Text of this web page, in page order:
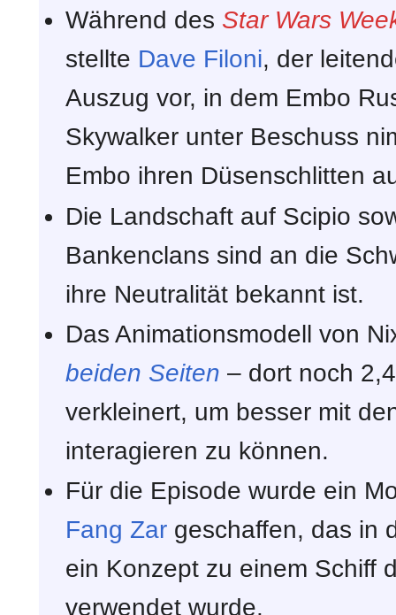
Während des Star Wars
stellte Dave Filoni, der
Auszug vor, in dem Embo
Skywalker unter Beschuss
Embo ihren Düsenschlitten
Die Landschaft auf Scipio
Bankenclans sind an die
ihre Neutralität bekannt ist.
Das Animationsmodell von
beiden Seiten – dort noch
verkleinert, um besser mit
interagieren zu können.
Für die Episode wurde ein
Fang Zar geschaffen, das in
ein Konzept zu einem Schiff
verwendet wurde.